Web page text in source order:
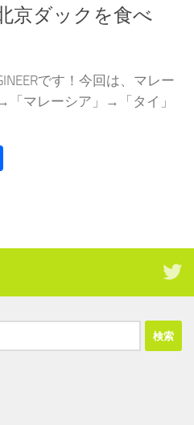
京ダックを食べ
です！今回は、マレー
マレーシア」→「タイ」